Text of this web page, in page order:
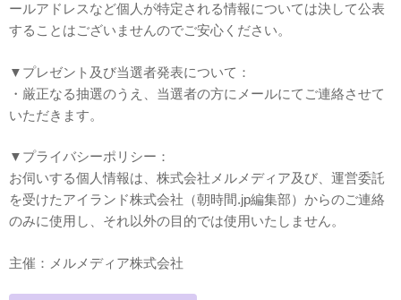
ールアドレスなど個人が特定される情報については決して公表
することはございませんのでご安心ください。
▼プレゼント及び当選者発表について：
・厳正なる抽選のうえ、当選者の方にメールにてご連絡させて
いただきます。
▼プライバシーポリシー：
お伺いする個人情報は、株式会社メルメディア及び、運営委託
を受けたアイランド株式会社（朝時間.jp編集部）からのご連絡
のみに使用し、それ以外の目的では使用いたしません。
主催：メルメディア株式会社